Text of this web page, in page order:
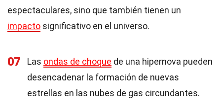
espectaculares, sino que también tienen un
impacto significativo en el universo.
07 Las ondas de choque de una hipernova pueden
desencadenar la formación de nuevas
estrellas en las nubes de gas circundantes.